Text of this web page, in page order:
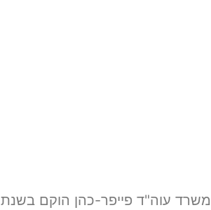
משרד עוה"ד פייפר-כהן הוקם בשנת 2007,